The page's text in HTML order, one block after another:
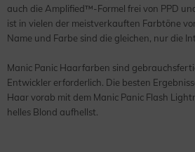
auch die Amplified™-Formel frei von PPD
ist in vielen der meistverkauften Farbtöne
Name und Farbe sind die gleichen, nur die
Manic Panic Haarfarben sind
Entwickler erforderlich. Die besten
Haar vorab mit dem Manic Panic Flash
helles Blond aufhellst.